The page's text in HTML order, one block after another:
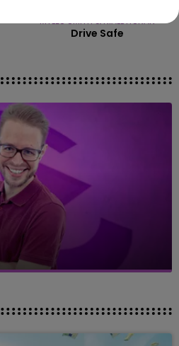
MYLES SMITH & NIALL HORAN
Drive Safe